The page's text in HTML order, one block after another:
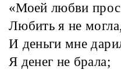
«Моей любви
Любить я не
И деньги мне
Я денег не брала;